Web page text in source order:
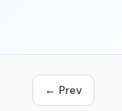
← Prev